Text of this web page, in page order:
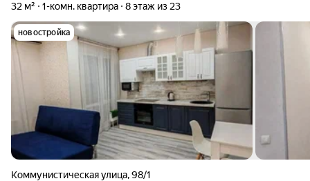
32 м² 1-комн. квартира 8 этаж из 23
новостройка
Коммунистическая улица,98/1